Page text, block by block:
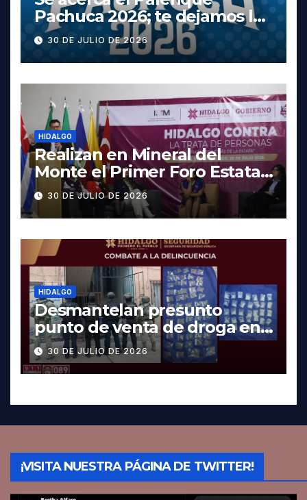
Pachuca 2026; te dejamos la
cartelera completa, las
fechas y los precios
30 DE JULIO DE 2026
HIDALGO
Realizan en Mineral del
Monte el Primer Foro Estatal
contra la Trata de Personas
30 DE JULIO DE 2026
HIDALGO
Desmantelan presunto
punto de venta de droga en
Pachuca; hay dos detenidos
30 DE JULIO DE 2026
¡VISITA NUESTRA PÁGINA DE TWITTER!